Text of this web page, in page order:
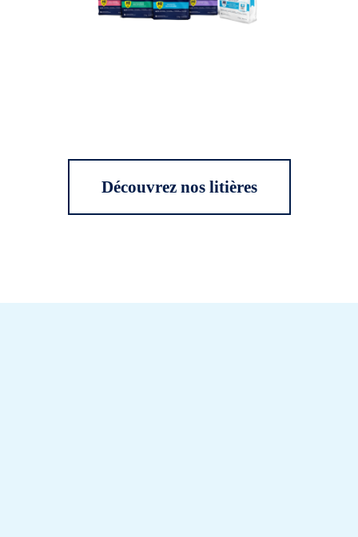
Découvrez nos litières